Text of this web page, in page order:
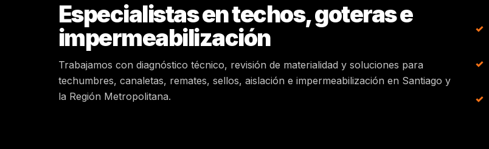
Especialistas en techos, goteras e
impermeabilización
Trabajamos con diagnóstico técnico, revisión de materialidad y soluciones para
techumbres, canaletas, remates, sellos, aislación e impermeabilización en Santiago y
la Región Metropolitana.